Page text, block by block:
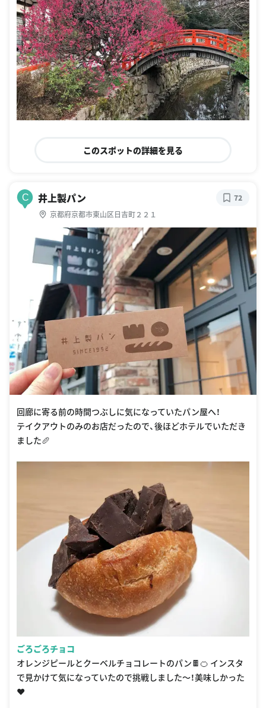
このスポットの詳細を見る
C 井上製パン
京都府京都市東山区日吉町２２１
72
回廊に寄る前の時間つぶしに気になっていたパン屋へ！
テイクアウトのみのお店だったので、後ほどホテルでいただき
ました🥖
ごろごろチョコ
オレンジピールとクーベルチョコレートのパン🍫🍊 インスタ
で見かけて気になっていたので挑戦しました〜！美味しかった
❤︎